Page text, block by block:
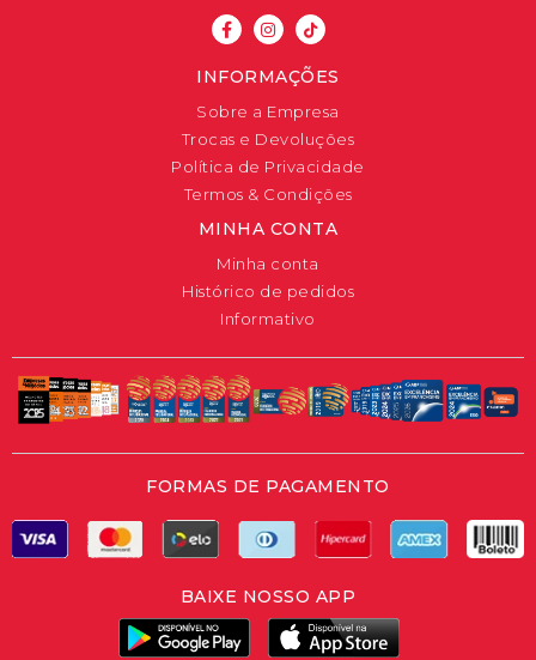
INFORMAÇÕES
Sobre a Empresa
Trocas e Devoluções
Política de Privacidade
Termos & Condições
MINHA CONTA
Minha conta
Histórico de pedidos
Informativo
FORMAS DE PAGAMENTO
BAIXE NOSSO APP